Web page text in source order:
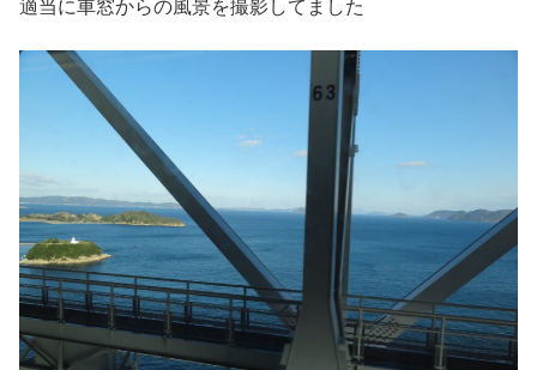
適当に車窓からの風景を撮影してました